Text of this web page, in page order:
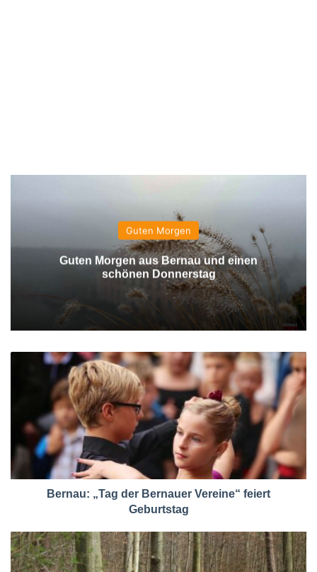
Guten Morgen
Guten Morgen aus Bernau und einen
schönen Donnerstag
Bernau: „Tag der Bernauer Vereine“ feiert
Geburtstag